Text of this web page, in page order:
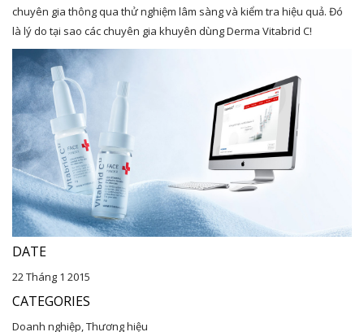
chuyên gia thông qua thử nghiệm lâm sàng và kiểm tra hiệu quả. Đó
là lý do tại sao các chuyên gia khuyên dùng Derma Vitabrid C!
DATE
22 Tháng 1 2015
CATEGORIES
Doanh nghiệp, Thương hiệu